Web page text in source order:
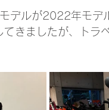
デルが2022年モデ
きましたが、トラ